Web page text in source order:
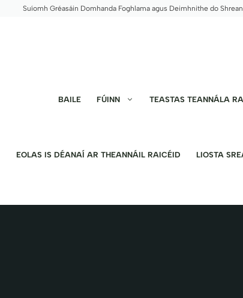
Suíomh Gréasáin Domhanda Foghlama agus Deimhnithe do
BAILE FÚINN TEASTAS TEANNÁLA
EOLAS IS DÉANAÍ AR THEANNÁIL RAICÉID LIOSTA